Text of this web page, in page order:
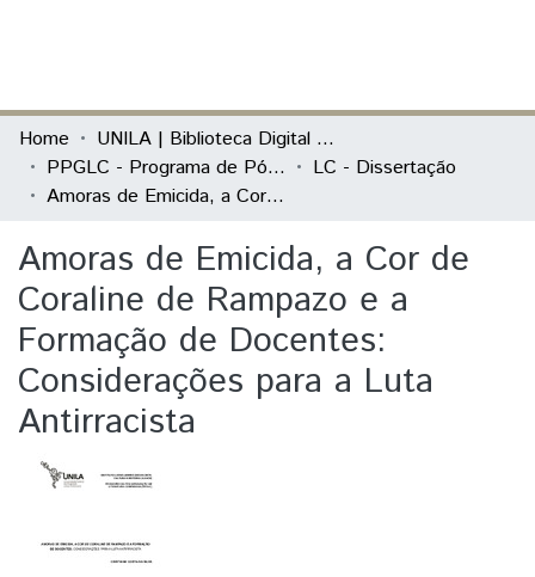
Communities & Collections
All of DSpace
Home
UNILA | Biblioteca Digital de Dissertações e Teses
PPGLC - Programa de Pós-Graduação em Literatura Comparada
LC - Dissertação
Amoras de Emicida, a Cor de Coraline de Rampazo e a Formação de Docentes: Considerações para a Luta Antirracista
Amoras de Emicida, a Cor de
Coraline de Rampazo e a
Formação de Docentes:
Considerações para a Luta
Antirracista